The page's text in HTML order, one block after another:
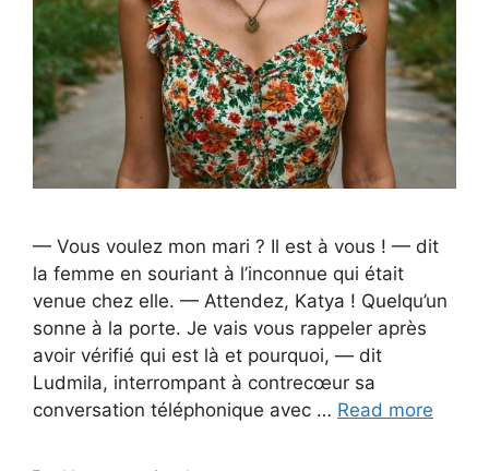
— Vous voulez mon mari ? Il est à vous ! — dit
la femme en souriant à l’inconnue qui était
venue chez elle. — Attendez, Katya ! Quelqu’un
sonne à la porte. Je vais vous rappeler après
avoir vérifié qui est là et pourquoi, — dit
Ludmila, interrompant à contrecœur sa
conversation téléphonique avec … Read more